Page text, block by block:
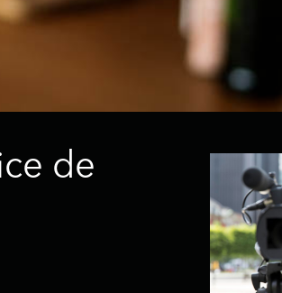
de